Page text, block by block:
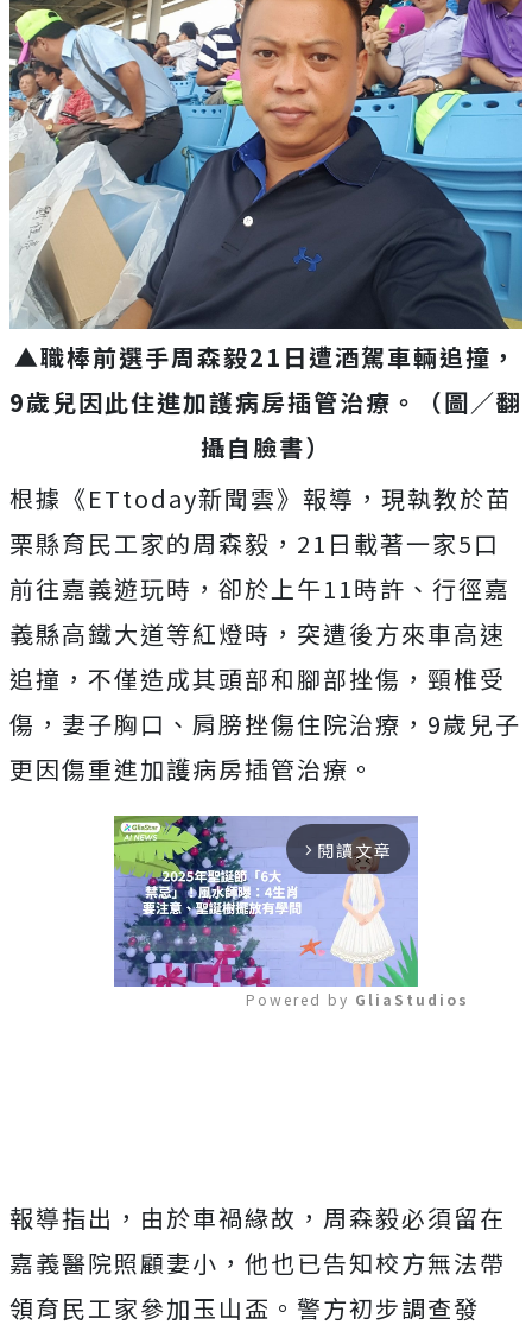
▲職棒前選手周森毅21日遭酒駕車輛追撞，
9歲兒因此住進加護病房插管治療。（圖／翻
攝自臉書）
根據《ETtoday新聞雲》報導，現執教於苗
栗縣育民工家的周森毅，21日載著一家5口
前往嘉義遊玩時，卻於上午11時許、行徑嘉
義縣高鐵大道等紅燈時，突遭後方來車高速
追撞，不僅造成其頭部和腳部挫傷，頸椎受
傷，妻子胸口、肩膀挫傷住院治療，9歲兒子
更因傷重進加護病房插管治療。
arrow_forward_ios 閱讀文章
Powered by GliaStudios
報導指出，由於車禍緣故，周森毅必須留在
嘉義醫院照顧妻小，他也已告知校方無法帶
領育民工家參加玉山盃。警方初步調查發